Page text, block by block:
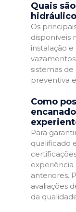
Quais
Os
disponíveis
instalação
sistemas
preventiva
Como
Para
qualificado
experiência
anteriores.
avaliações
da